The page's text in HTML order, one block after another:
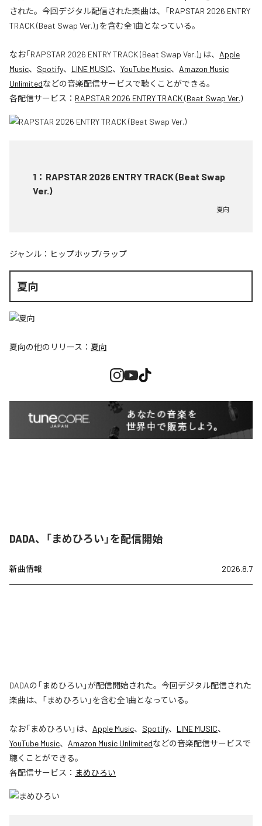
された。今回デジタル配信された楽曲は、「RAPSTAR 2026 ENTRY
TRACK (Beat Swap Ver.)」を含む全1曲となっている。
なお「RAPSTAR 2026 ENTRY TRACK (Beat Swap Ver.)」は、 Apple
Music、 Spotify、 LINE MUSIC、 YouTube Music、 Amazon Music
Unlimitedなどの音楽配信サービスで聴くことができる。
各配信サービス： RAPSTAR 2026 ENTRY TRACK (Beat Swap Ver.)
1 ： RAPSTAR 2026 ENTRY TRACK (Beat Swap
Ver.)
夏向
ジャンル： ヒップホップ/ラップ
夏向
夏向の他のリリース： 夏向
DADA、「まめひろい」を配信開始
新曲情報 2026.8.7
DADAの「まめひろい」が配信開始された。今回デジタル配信された
楽曲は、「まめひろい」を含む全1曲となっている。
なお「まめひろい 」は、 Apple Music、 Spotify、 LINE MUSIC、
YouTube Music、 Amazon Music Unlimitedなどの音楽配信サービスで
聴くことができる。
各配信サービス： まめひろい